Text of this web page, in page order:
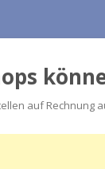
auf Rechnung